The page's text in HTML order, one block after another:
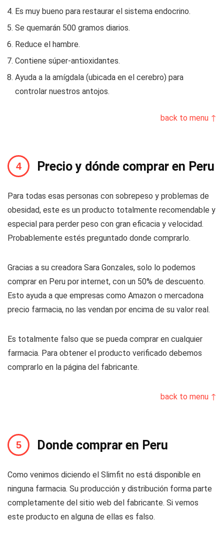
Es muy bueno para restaurar el sistema endocrino.
Se quemarán 500 gramos diarios.
Reduce el hambre.
Contiene súper-antioxidantes.
Ayuda a la amígdala (ubicada en el cerebro) para
controlar nuestros antojos.
back to menu ↑
Precio y dónde comprar en Peru
Para todas esas personas con sobrepeso y problemas de
obesidad, este es un producto totalmente recomendable y
especial para perder peso con gran eficacia y velocidad.
Probablemente estés preguntado donde comprarlo.
Gracias a su creadora Sara Gonzales, solo lo podemos
comprar en Peru por internet, con un 50% de descuento.
Esto ayuda a que empresas como Amazon o mercadona
precio farmacia, no las vendan por encima de su valor real.
Es totalmente falso que se pueda comprar en cualquier
farmacia. Para obtener el producto verificado debemos
comprarlo en la página del fabricante.
back to menu ↑
Donde comprar en Peru
Como venimos diciendo el Slimfit no está disponible en
ninguna farmacia. Su producción y distribución forma parte
completamente del sitio web del fabricante. Si vemos
este producto en alguna de ellas es falso.